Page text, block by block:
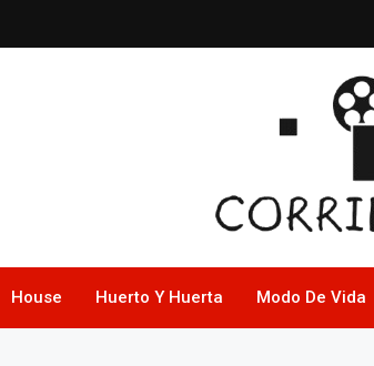
House Huerto Y Huerta Modo De Vida